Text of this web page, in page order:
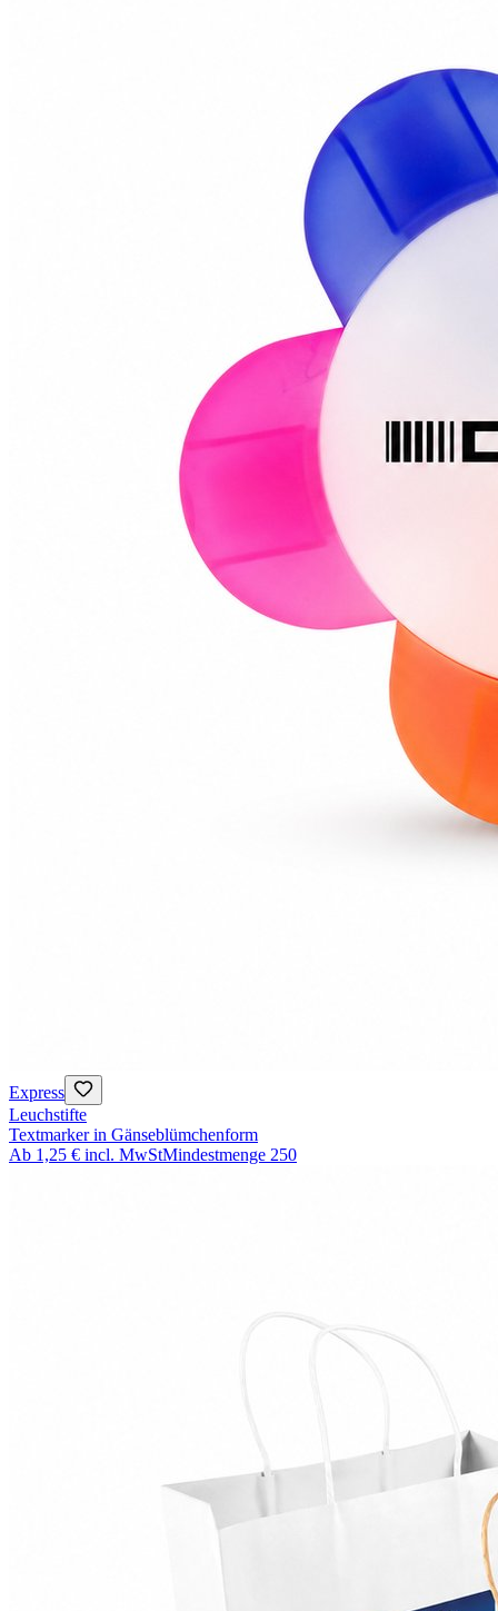
Express
Leuchstifte
Textmarker in Gänseblümchenform
Ab 1,25 € incl. MwStMindestmenge 250